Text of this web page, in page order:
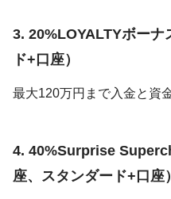
3. 20%LOYALTYボーナ
ド+口座）
最大120万円まで入金と資
4. 40%Surprise
座、スタンダード+口座）